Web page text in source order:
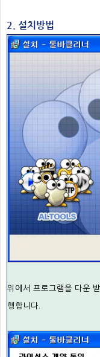
2. 설치방법
위에서 프로그램을 다운
행합니다.